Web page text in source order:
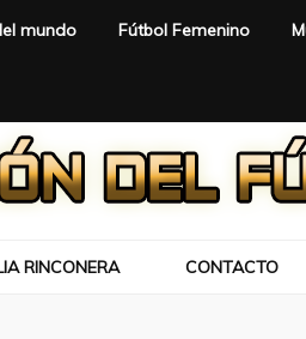
mundo Fútbol Femenino
RINCONERA CONTACTO